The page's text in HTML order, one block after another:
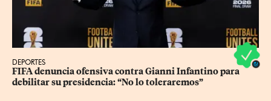
DEPORTES
FIFA denuncia ofensiva contra Gianni Infantino para
debilitar su presidencia: “No lo toleraremos”